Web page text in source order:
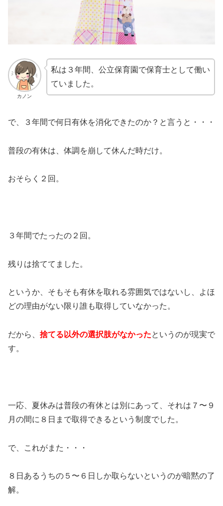
カノン
私は３年間、公立保育園で保育士として働い
ていました。
で、３年間で何日有休を消化できたのか？と言うと・・・
普段の有休は、体調を崩して休んだ時だけ。
おそらく２回。
３年間でたったの２回。
残りは捨ててました。
というか、そもそも有休を取れる雰囲気ではないし、よほ
どの理由がない限り誰も取得していなかった。
だから、 捨てる以外の選択肢がなかったというのが現実で
す。
一応、夏休みは普段の有休とは別にあって、それは７〜９
月の間に８日まで取得できるという制度でした。
で、これがまた・・・
８日あるうちの５〜６日しか取らないというのが暗黙の了
解。